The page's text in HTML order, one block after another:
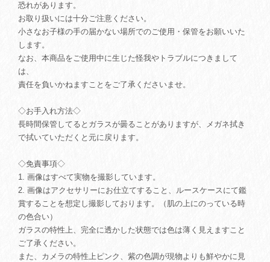
恐れがあります。
お取り扱いには十分ご注意ください。
小さなお子様の手の届かない場所でのご使用・保管をお願いいた
します。
なお、本商品をご使用中に生じた怪我やトラブルにつきまして
は、
責任を負いかねますことをご了承くださいませ。
◇お手入れ方法◇
長時間保管してるとガラスが曇ることがありますが、メガネ拭き
で拭いていただくと元に戻ります。
◇免責事項◇
1. 画像はすべて実物を撮影しています。
2. 画像はアクセサリーにお仕立てすること、ルースケースにて鑑
賞することを想定し撮影しております。（肌の上にのっている時
の色合い）
ガラスの特性上、完全に透かした状態では色は薄く見えますこと
ご了承ください。
また、カメラの特性上ピンク、紫の色調が現物よりも鮮やかに見